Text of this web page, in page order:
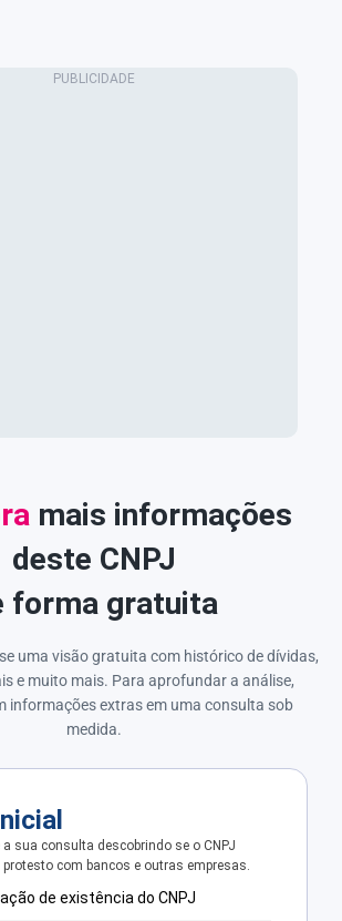
mais informações
deste CNPJ
forma gratuita
uma visão gratuita com histórico de dívidas,
e muito mais. Para aprofundar a análise,
informações extras em uma consulta sob
medida.
a sua consulta descobrindo se o CNPJ
com bancos e outras empresas.
de existência do CNPJ